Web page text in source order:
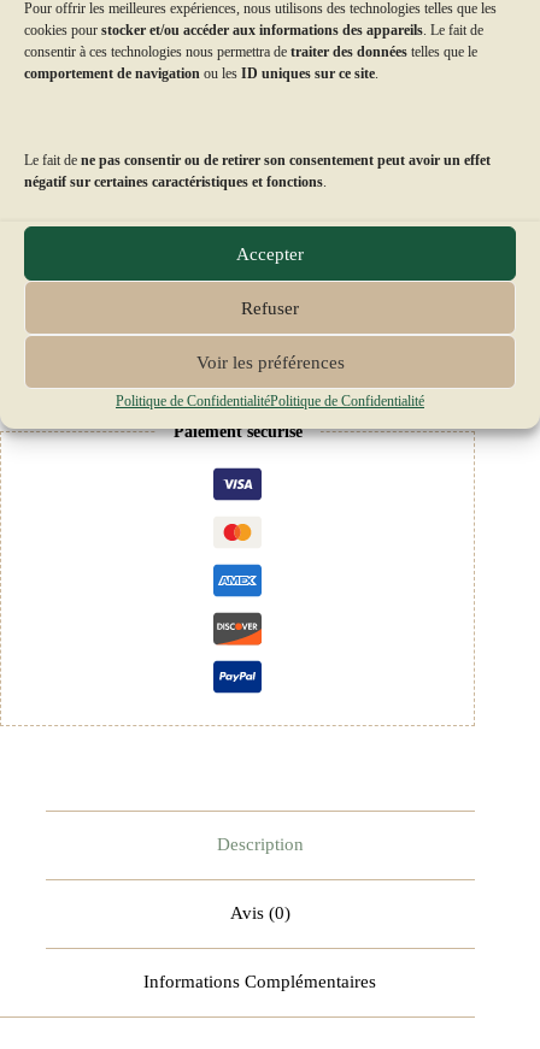
Pour offrir les meilleures expériences, nous utilisons des technologies telles que les
cookies pour stocker et/ou accéder aux informations des appareils. Le fait de
consentir à ces technologies nous permettra de traiter des données telles que le
comportement de navigation ou les ID uniques sur ce site.
Le fait de ne pas consentir ou de retirer son consentement peut avoir un effet
négatif sur certaines caractéristiques et fonctions.
Accepter
Refuser
Voir les préférences
Politique de ConfidentialitéPolitique de Confidentialité
sélectionnée.
Ce produit est disponible ici :
Les P’tits Frères
Ouvert les Lundi, Mardi, Jeudi, Vendredi et
Samedi :
de 06h45 à 13h00 et de 15h30 à 19h30
Sète
Les P’tits Frères
Sète
1 Av. Marx Dormoy, 34200 Sète
04 67 53 60 23‬
Les P’tits Frères
Halles Védasiennes
12 Rte de Montpellier,
34430 Saint-Jean-de-Védas
Ouvert du Lundi au Dimanche,
Paiement sécurisé
Description
Avis (0)
Informations Complémentaires